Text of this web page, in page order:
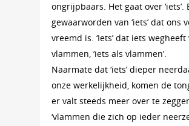
ongrijpbaars. Het gaat over ‘iets’.
gewaarworden van ‘iets’ dat ons
vreemd is. ‘Iets’ dat iets wegheeft
vlammen, ‘iets als vlammen’.
Naarmate dat ‘iets’ dieper
onze werkelijkheid, komen de
er valt steeds meer over te
‘vlammen die zich op ieder